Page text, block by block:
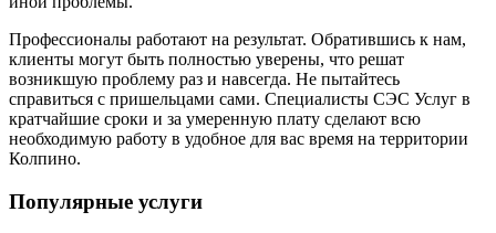
Профессионалы работают на результат. Обратившись к нам,
клиенты могут быть полностью уверены, что решат
возникшую проблему раз и навсегда. Не пытайтесь
справиться с пришельцами сами. Специалисты СЭС Услуг в
кратчайшие сроки и за умеренную плату сделают всю
необходимую работу в удобное для вас время на территории
Колпино.
Популярные услуги